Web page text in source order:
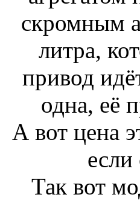
скромным
литра,
привод
одна, её
А вот цена
Так вот